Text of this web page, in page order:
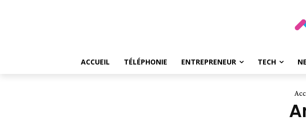
ACCUEIL TÉLÉPHONIE ENTREPRENEUR TECH